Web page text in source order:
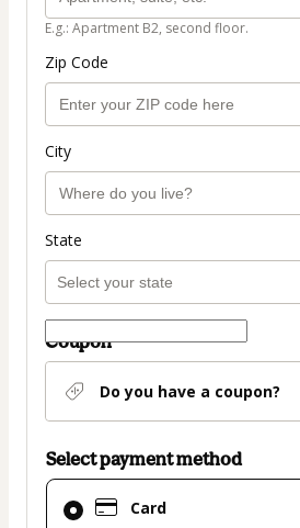
E.g.: Apartment B2, second floor.
Zip Code
City
State
Coupon
Do you have a coupon?
Select payment method
Card
Card
selected